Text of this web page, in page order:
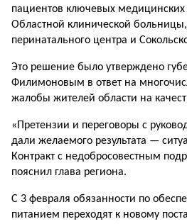
пациентов ключевых
Областной клинической
перинатального центра и
Это решение было утверждено
Филимоновым в ответ на
жалобы жителей области на
«Претензии и переговоры с
дали желаемого результата —
Контракт с недобросовестным
пояснил глава региона.
С 3 февраля обязанности по
питанием переходят к новому